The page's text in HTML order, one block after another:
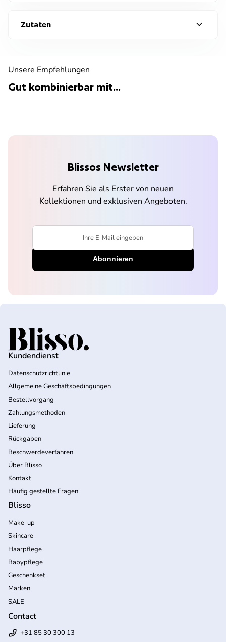
Zutaten expand_more
Unsere Empfehlungen
Gut kombinierbar mit...
Blissos Newsletter
Erfahren Sie als Erster von neuen
Kollektionen und exklusiven Angeboten.
Ihre E-Mail eingeben
Startseite
Kundendienst
Datenschutzrichtlinie
Allgemeine Geschäftsbedingungen
Bestellvorgang
Zahlungsmethoden
Lieferung
Rückgaben
Beschwerdeverfahren
Über Blisso
Kontakt
Häufig gestellte Fragen
Blisso
Make-up
Skincare
Haarpflege
Babypflege
Geschenkset
Marken
SALE
Contact
+31 85 30 300 13